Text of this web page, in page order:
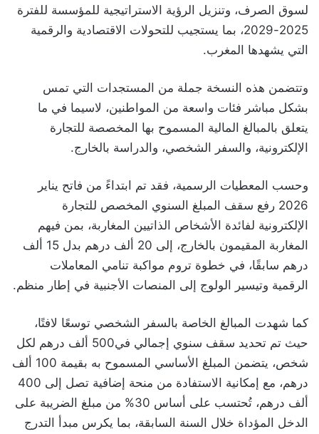
لسوق الصرف، وتنزيل الرؤية الاستراتيجية للمؤسسة للفترة
2025-2029، بما يستجيب للتحولات الاقتصادية والرقمية
التي يشهدها المغرب.
وتتضمن هذه النسخة جملة من المستجدات التي تمس
بشكل مباشر فئات واسعة من المواطنين، لاسيما في ما
يتعلق بالمبالغ المالية المسموح بها المخصصة للتجارة
الإلكترونية، والسفر الشخصي، والدراسة بالخارج.
وحسب المعطيات الرسمية، فقد تم ابتداءً من فاتح يناير
2026 رفع سقف المبلغ السنوي المخصص للتجارة
الإلكترونية لفائدة الأشخاص الذاتيين المغاربة، بمن فيهم
المغاربة المقيمون بالخارج، إلى 20 ألف درهم بدل 15 ألف
درهم سابقًا، في خطوة تروم مواكبة تنامي المعاملات
الرقمية وتيسير الولوج إلى المنصات الأجنبية في إطار منظم.
كما شهدت المبالغ الخاصة بالسفر الشخصي توسعًا لافتًا،
حيث تم تحديد سقف سنوي إجمالي في500 ألف درهم لكل
شخص، يتضمن المبلغ الأساسي المسموح به بقيمة 100 ألف
درهم، مع إمكانية الاستفادة من منحة إضافية تصل إلى 400
ألف درهم، تُحتسب على أساس 30% من مبلغ الضريبة على
الدخل المؤداة خلال السنة السابقة، بما يكرس مبدأ التدرج